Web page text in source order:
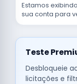
Estamos
sua conta para
Teste
Desbloqueie
licitações e